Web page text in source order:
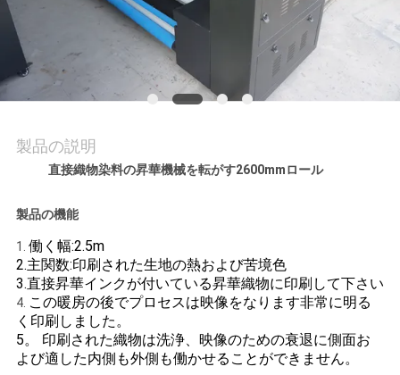
理
お
い
わ
せ
ニ
ュ
製品の説明
直接織物染料の昇華機械を転がす2600mmロール
製品の機能
1. 働く幅:2.5m
2.主関数:印刷された生地の熱および苦境色
3.直接昇華インクが付いている昇華織物に印刷して下さい
4. この暖房の後でプロセスは映像をなります非常に明る
く印刷しました。
5。 印刷された織物は洗浄、映像のための衰退に側面お
よび適した内側も外側も働かせることができません。